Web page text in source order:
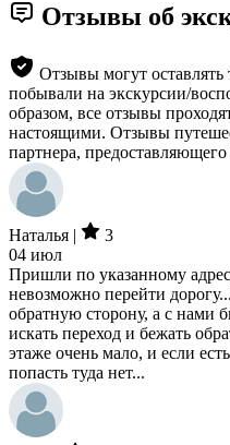
Отзывы об
Отзывы могут
побывали на экскурсии/
образом, все отзывы
настоящими. Отзывы
партнера,
Наталья |
3
04 июл
Пришли по указанному
невозможно перейти
обратную сторону, а с нами
искать переход и бежать
этаже очень мало, и если
попасть туда нет...